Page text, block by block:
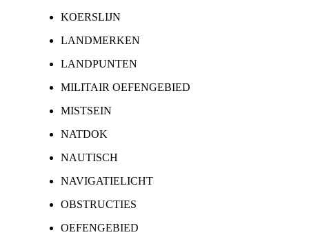
KOERSLIJN
LANDMERKEN
LANDPUNTEN
MILITAIR OEFENGEBIED
MISTSEIN
NATDOK
NAUTISCH
NAVIGATIELICHT
OBSTRUCTIES
OEFENGEBIED